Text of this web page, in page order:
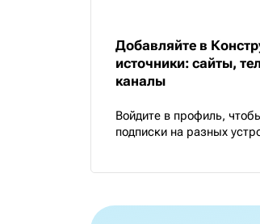
Добавляйте в
источники: сайты,
каналы
Войдите в профиль,
подписки на разных